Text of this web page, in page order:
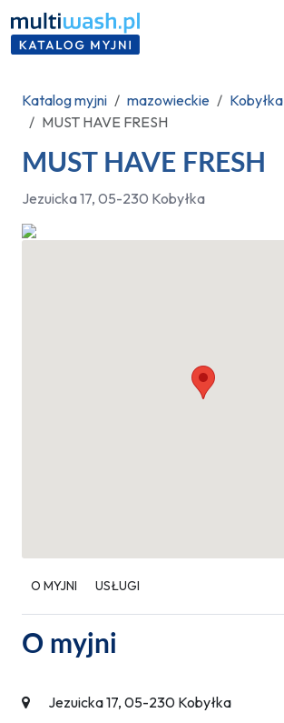
Katalog myjni mazowieckie
Kobyłka
MUST HAVE FRESH
MUST HAVE FRESH
Jezuicka 17, 05-230 Kobyłka
O MYJNI USŁUGI
O myjni
Jezuicka 17, 05-230 Kobyłka